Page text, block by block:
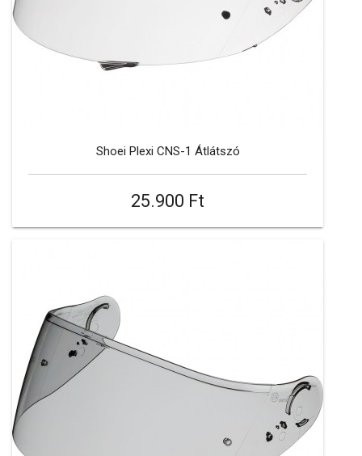
Shoei Plexi CNS-1 Átlátszó
25.900 Ft